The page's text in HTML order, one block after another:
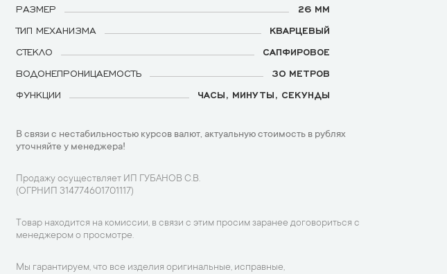
РАЗМЕР
26 ММ
ТИП МЕХАНИЗМА
КВАРЦЕВЫЙ
СТЕКЛО
САПФИРОВОЕ
ВОДОНЕПРОНИЦАЕМОСТЬ
30 МЕТРОВ
ФУНКЦИИ
ЧАСЫ, МИНУТЫ, СЕКУНДЫ
В связи с нестабильностью курсов валют, актуальную стоимость в рублях
уточняйте у менеджера!
Продажу осуществляет ИП ГУБАНОВ С.В.
(ОГРНИП 314774601701117)
Товар находится на комиссии, в связи с этим просим заранее договориться с
менеджером о просмотре.
Мы гарантируем, что все изделия оригинальные, исправные,